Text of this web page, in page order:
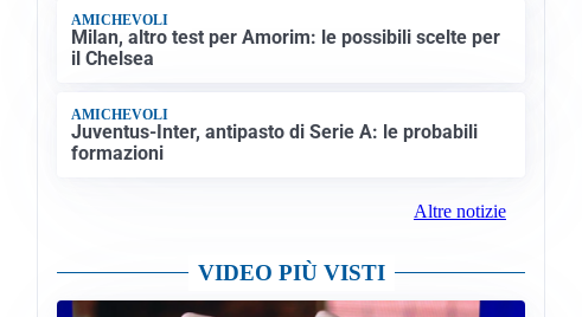
AMICHEVOLI
Milan, altro test per Amorim: le possibili scelte per
il Chelsea
AMICHEVOLI
Juventus-Inter, antipasto di Serie A: le probabili
formazioni
Altre notizie
VIDEO PIÙ VISTI